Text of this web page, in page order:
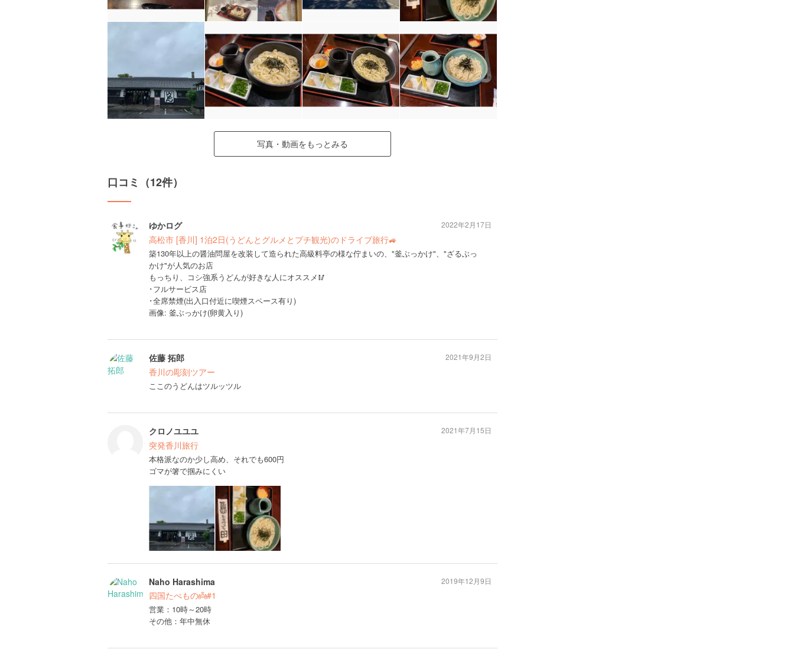
写真・動画をもっとみる
口コミ（12件）
ゆかログ
高松市 [香川] 1泊2日(うどんとグルメとプチ観光)のドライブ旅行🚙
築130年以上の醤油問屋を改装して造られた高級料亭の様な佇まいの、"釜ぶっかけ"、"ざるぶっ
かけ"が人気のお店
もっちり、コシ強系うどんが好きな人にオススメ🥢
･フルサービス店
･全席禁煙(出入口付近に喫煙スペース有り)
画像: 釜ぶっかけ(卵黄入り)
2022年2月17日
佐藤 拓郎
香川の彫刻ツアー
ここのうどんはツルッツル
2021年9月2日
クロノユユユ
突発香川旅行
本格派なのか少し高め、それでも600円
ゴマが箸で掴みにくい
2021年7月15日
Naho Harashima
四国たべもの👼#1
営業：10時～20時
その他：年中無休
2019年12月9日